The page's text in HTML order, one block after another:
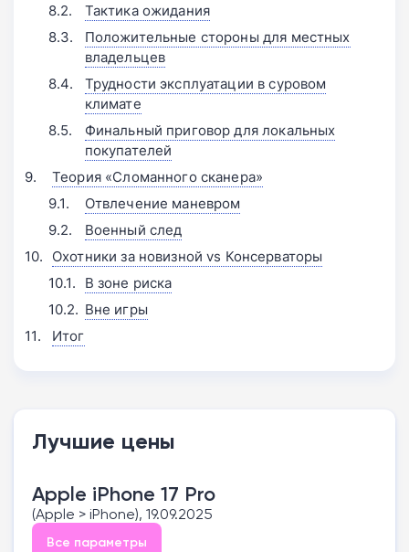
Тактика ожидания
Положительные стороны для местных
владельцев
Трудности эксплуатации в суровом
климате
Финальный приговор для локальных
покупателей
Теория «Сломанного сканера»
Отвлечение маневром
Военный след
Охотники за новизной vs Консерваторы
В зоне риска
Вне игры
Итог
Лучшие цены
Apple iPhone 17 Pro
(Apple > iPhone), 19.09.2025
Все параметры